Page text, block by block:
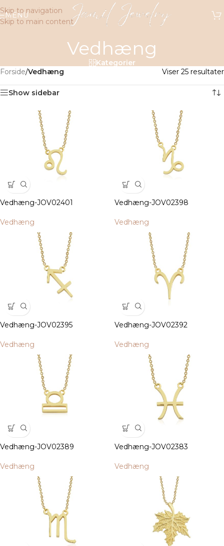
Skip to navigation
Skip to main content
MENU
Vedhæng
Kategorier
Forside/Vedhæng Viser 25 resultater
Show sidebar
Vedhæng-JOV02401
Vedhæng
Vedhæng-JOV02398
Vedhæng
Vedhæng-JOV02395
Vedhæng
Vedhæng-JOV02392
Vedhæng
Vedhæng-JOV02389
Vedhæng
Vedhæng-JOV02383
Vedhæng